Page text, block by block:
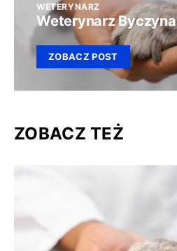
WETERYNARZ
Weterynarz Byczyna
ZOBACZ POST
ZOBACZ TEŻ